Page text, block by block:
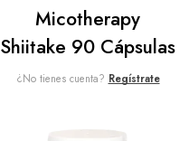
Micotherapy
Shiitake 90 Cápsulas
¿No tienes cuenta? Regístrate